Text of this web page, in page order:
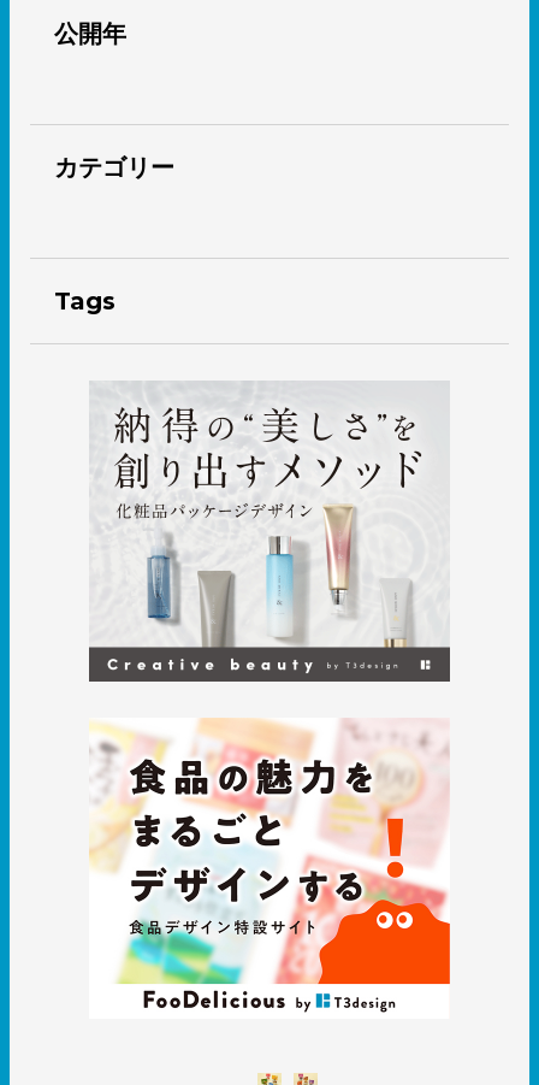
公開年
カテゴリー
Tags